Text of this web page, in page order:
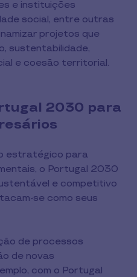
e instituições
social, entre outras
projetos que
sustentabilidade,
e coesão territorial.
2030 para
estratégico para
o Portugal 2030
e competitivo
se como seus
de processos
de novas
com o Portugal